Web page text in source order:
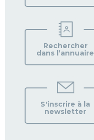
Rechercher
dans l’annuaire
S'inscrire à la
newsletter